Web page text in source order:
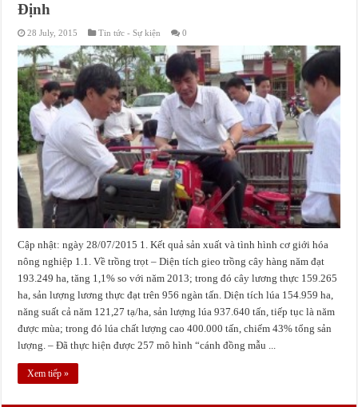
Định
28 July, 2015 Tin tức - Sự kiện 0
Cập nhật: ngày 28/07/2015 1. Kết quả sản xuất và tình hình cơ giới hóa
nông nghiệp 1.1. Về trồng trọt – Diện tích gieo trồng cây hàng năm đạt
193.249 ha, tăng 1,1% so với năm 2013; trong đó cây lương thực 159.265
ha, sản lượng lương thực đạt trên 956 ngàn tấn. Diện tích lúa 154.959 ha,
năng suất cả năm 121,27 tạ/ha, sản lượng lúa 937.640 tấn, tiếp tục là năm
được mùa; trong đó lúa chất lượng cao 400.000 tấn, chiếm 43% tổng sản
lượng. – Đã thực hiện được 257 mô hình “cánh đồng mẫu ...
Xem tiếp »